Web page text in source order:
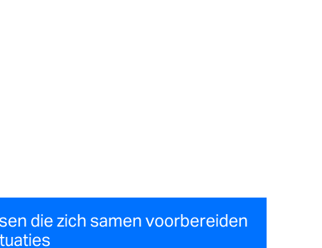
die zich samen voorbereiden